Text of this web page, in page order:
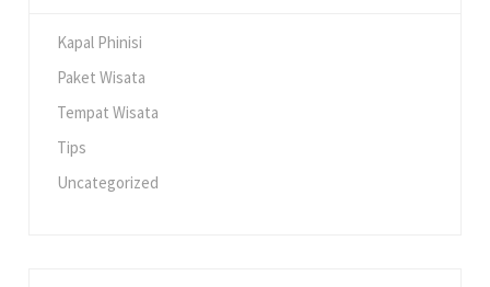
Kapal Phinisi
Paket Wisata
Tempat Wisata
Tips
Uncategorized